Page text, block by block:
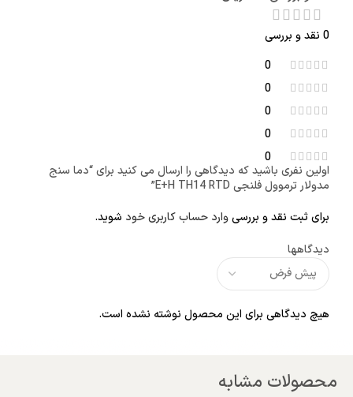
0 نقد و بررسی
0
0
0
0
0
دیدگاهها
هیچ دیدگاهی برای این محصول نوشته نشده است.
اولین نفری باشید که دیدگاهی را ارسال می کنید برای “دما سنج
مدولار ترموول فلنجی E+H TH14 RTD”
برای ثبت نقد و بررسیوارد حساب کاربری خود شوید.
محصولات مشابه